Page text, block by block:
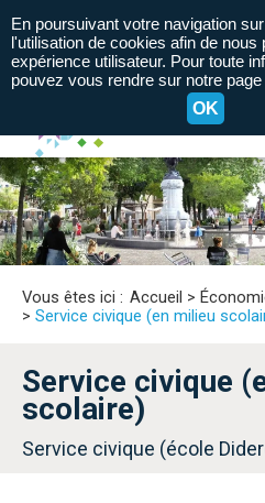
Vous êtes ici : Accueil >
> Service civique (en milieu
Service civique
scolaire)
Service civique (école
En poursuivant votre navigation
l'utilisation de cookies afin de
expérience utilisateur. Pour toute
pouvez vous rendre sur notre page
OK